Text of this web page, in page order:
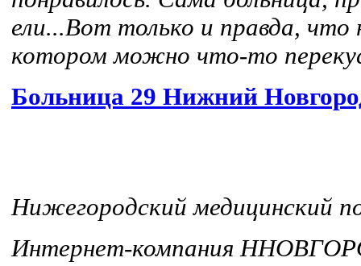
ели...Вот только и правда, что
котором можно что-то
Больница 29 Нижний
Нижегородский
Интернет-компания